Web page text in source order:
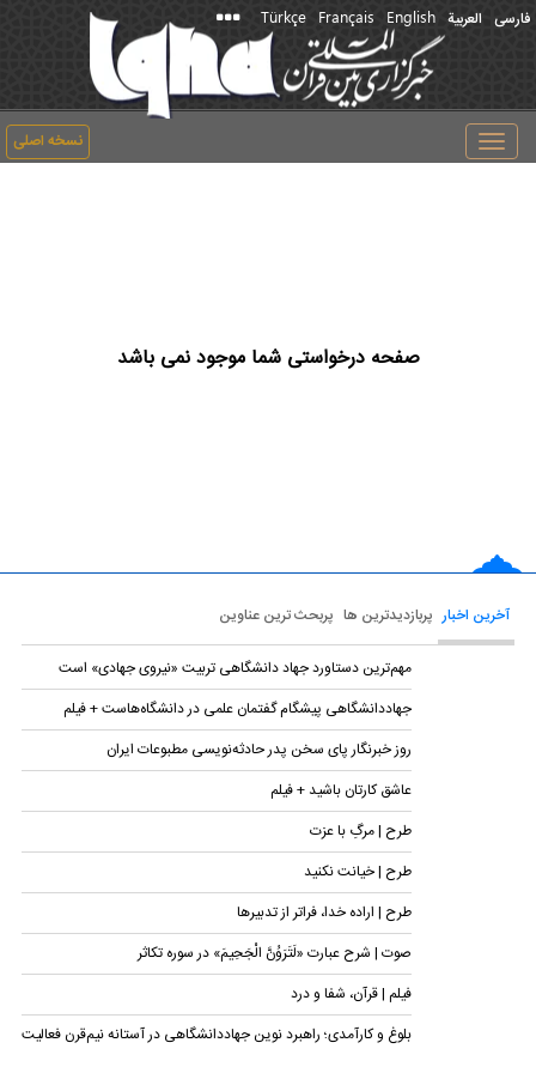
فارسی العربیة English
Français
Türkçe
نسخه اصلی
Toggle
navigation
صفحه درخواستی شما موجود نمی باشد
آخرین اخبار پربازدیدترین ها پربحث ترین عناوین
مهم‌ترین دستاورد جهاد دانشگاهی تربیت «نیروی جهادی» است
جهاددانشگاهی پیشگام گفتمان علمی در دانشگاه‌هاست + فیلم
روز خبرنگار پای سخن پدر حادثه‌نویسی مطبوعات ایران
عاشق کارتان باشید + فیلم
طرح | مرگِ با عزت
طرح | خیانت نکنید
طرح | اراده خدا، فراتر از تدبیرها
صوت | شرح عبارت «لَتَرَوُنَّ الْجَحِیمَ» در سوره تکاثر
فیلم | قرآن، شفا و درد
بلوغ و کارآمدی؛ راهبرد نوین جهاددانشگاهی در آستانه نیم‌قرن فعالیت